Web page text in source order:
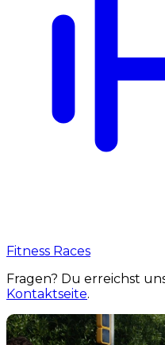
Fitness Races
Fragen? Du erreichst
Kontaktseite.